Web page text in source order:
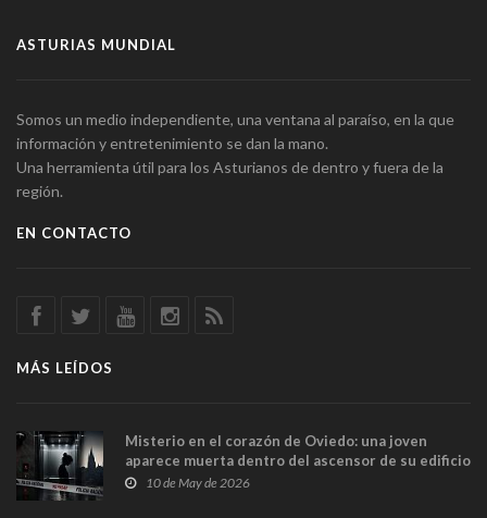
ASTURIAS MUNDIAL
Somos un medio independiente, una ventana al paraíso, en la que
información y entretenimiento se dan la mano.
Una herramienta útil para los Asturianos de dentro y fuera de la
región.
EN CONTACTO
MÁS LEÍDOS
Misterio en el corazón de Oviedo: una joven
aparece muerta dentro del ascensor de su edificio
y las cámaras captan sus últimos minutos
10 de May de 2026